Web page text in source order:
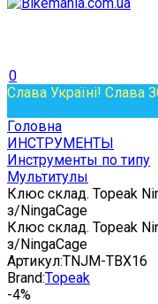
0
Слава Україні! Слава
Головна
ИНСТРУМЕНТЫ
Инструменты по типу
Мультитулы
Клюс склад. Topeak
з/NingaCage
Клюс склад. Topeak
з/NingaCage
Артикул:TNJM-TBX16
Brand:Topeak
-4%